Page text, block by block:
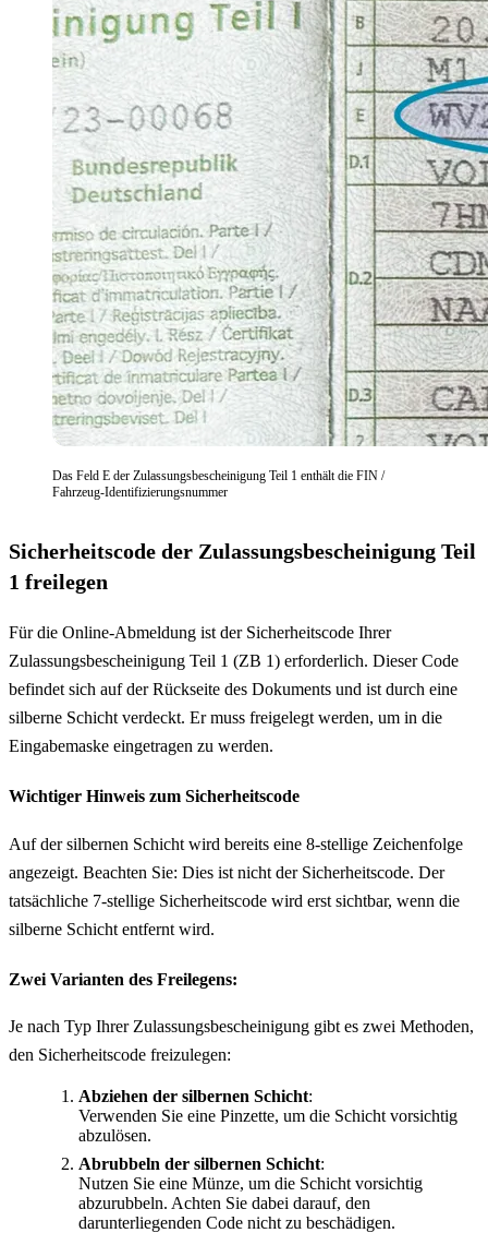
Das Feld E der Zulassungsbescheinigung Teil 1 enthält die FIN /
Fahrzeug-Identifizierungsnummer
Sicherheitscode der Zulassungsbescheinigung Teil
1 freilegen
Für die Online-Abmeldung ist der Sicherheitscode Ihrer
Zulassungsbescheinigung Teil 1 (ZB 1) erforderlich. Dieser Code
befindet sich auf der Rückseite des Dokuments und ist durch eine
silberne Schicht verdeckt. Er muss freigelegt werden, um in die
Eingabemaske eingetragen zu werden.
Wichtiger Hinweis zum Sicherheitscode
Auf der silbernen Schicht wird bereits eine 8-stellige Zeichenfolge
angezeigt. Beachten Sie: Dies ist nicht der Sicherheitscode. Der
tatsächliche 7-stellige Sicherheitscode wird erst sichtbar, wenn die
silberne Schicht entfernt wird.
Zwei Varianten des Freilegens:
Je nach Typ Ihrer Zulassungsbescheinigung gibt es zwei Methoden,
den Sicherheitscode freizulegen:
Abziehen der silbernen Schicht:
Verwenden Sie eine Pinzette, um die Schicht vorsichtig
abzulösen.
Abrubbeln der silbernen Schicht:
Nutzen Sie eine Münze, um die Schicht vorsichtig
abzurubbeln. Achten Sie dabei darauf, den
darunterliegenden Code nicht zu beschädigen.